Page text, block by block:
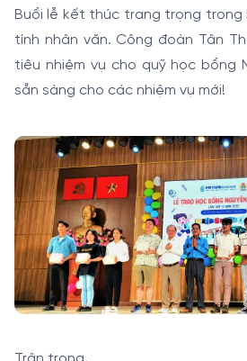
Buổi lễ kết thúc trang trọng trong
tính nhân văn. Công đoàn Tân
tiêu nhiệm vụ cho quỹ học bổng
sẵn sàng cho các nhiệm vụ mới!